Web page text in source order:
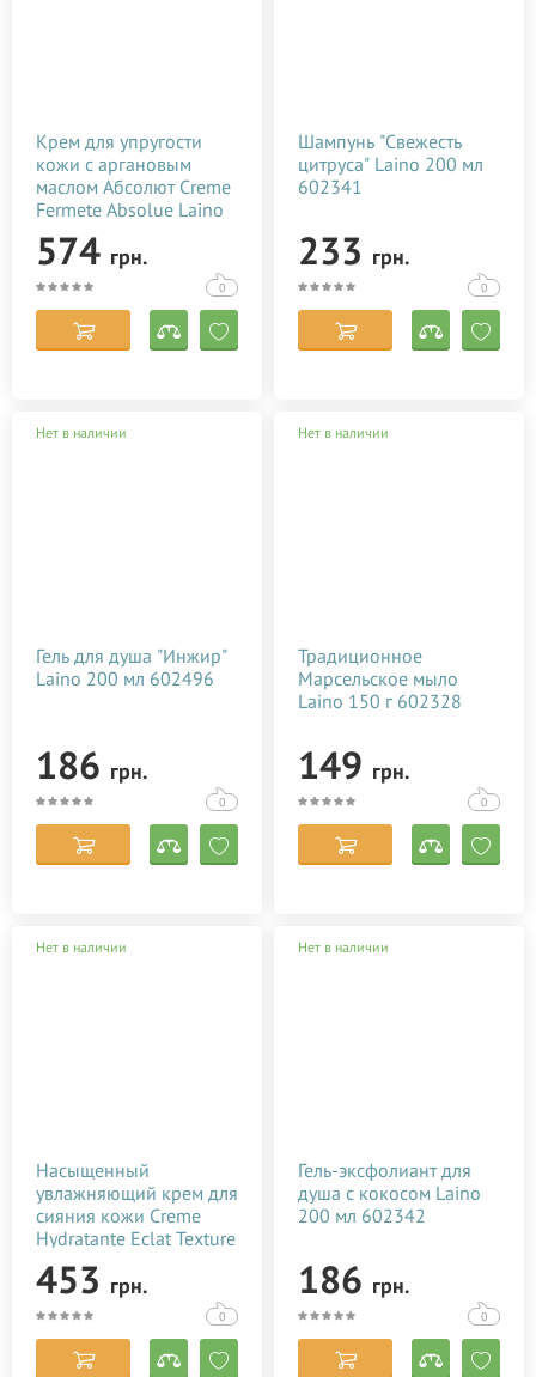
Mustela
Natura House
Noreva Laboratoires
NUXE
Palmer's
Petitfee & Koelf
Ziaja
Сибирское здоровье
Крем для упругости
кожи с аргановым
маслом Абсолют Creme
Fermete Absolue Laino
50 мл 602471
574 грн.
0
Шампунь "Свежесть
цитруса" Laino 200 мл
602341
233 грн.
0
Нет в наличии
Гель для душа "Инжир"
Laino 200 мл 602496
186 грн.
0
Нет в наличии
Традиционное
Марсельское мыло
Laino 150 г 602328
149 грн.
0
Нет в наличии
Насыщенный
увлажняющий крем для
сияния кожи Creme
Hydratante Eclat Texture
riche Laino 50 мл
602642
453 грн.
0
Нет в наличии
Гель-эксфолиант для
душа с кокосом Laino
200 мл 602342
186 грн.
0